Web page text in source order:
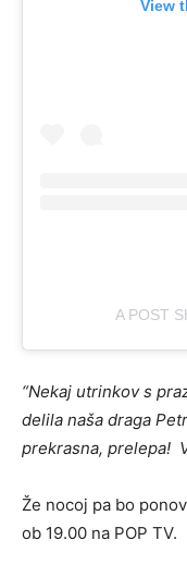
View
A POST
“Nekaj utrinkov s
delila naša draga
prekrasna, prelepa!
Že nocoj pa bo
ob 19.00 na POP TV.